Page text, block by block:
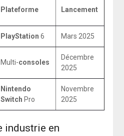
Plateforme Lancement
PlayStation 6 Mars 2025
Multi-consoles
Décembre
2025
Nintendo
Switch Pro
Novembre
2025
industrie en